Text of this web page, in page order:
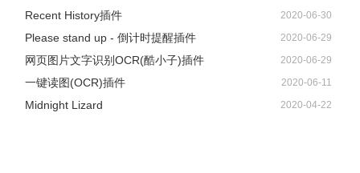
Recent History插件 2020-06-30
Please stand up - 倒计时提醒插件 2020-06-29
网页图片文字识别OCR(酷小子)插件 2020-06-29
一键读图(OCR)插件 2020-06-11
Midnight Lizard 2020-04-22